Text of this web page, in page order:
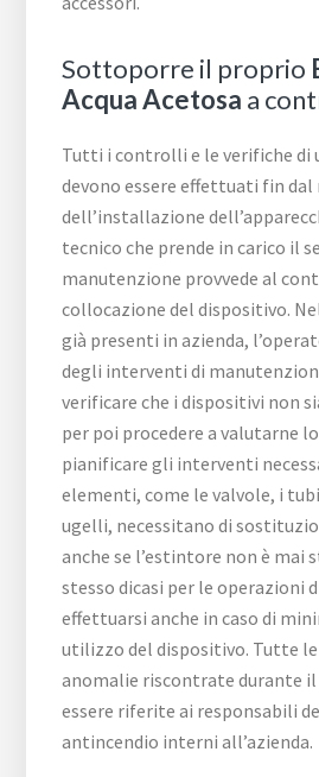
Sottoporre il proprio
Acqua Acetosa a
Tutti i controlli e le verifiche di
devono essere effettuati fin
dell’installazione
tecnico che prende in carico il
manutenzione provvede al
collocazione del dispositivo.
già presenti in azienda,
degli interventi di
verificare che i dispositivi non
per poi procedere a valutarne
pianificare gli interventi
elementi, come le valvole, i
ugelli, necessitano di
anche se l’estintore non è
stesso dicasi per le operazioni
effettuarsi anche in caso di
utilizzo del dispositivo. Tutte
anomalie riscontrate durante
essere riferite ai responsabili
antincendio interni all’azienda.